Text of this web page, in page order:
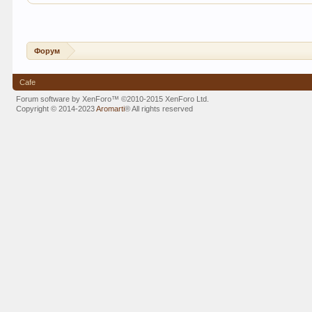
Форум
Cafe
Forum software by XenForo™©2010-2015 XenForo Ltd.
Copyright © 2014-2023Aromarti®All rights reserved